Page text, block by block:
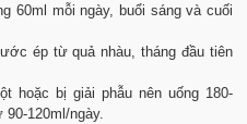
mỗi ngày, buổi sáng và cuối
ép từ quả nhàu, tháng đầu tiên
bị giải phẫu nên uống 180-
120ml/ngày.